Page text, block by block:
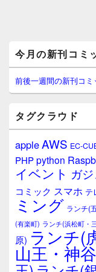
イ
ン
サ
イ
ウ
ィ
ジ
ェ
ア
今月の新刊コミ
前後一週間の新刊コミ
タグクラウド
appleAWS EC-
PHPpython
イベント ガ
コミック スマホ テ
ミング ランチ(
(有楽町) ランチ(浜松町・
原) ランチ(
山王・神